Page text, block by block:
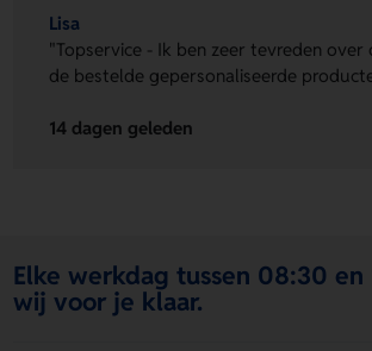
Lisa
"Topservice - Ik ben zeer tevreden over
de bestelde gepersonaliseerde
14 dagen geleden
Elke werkdag tussen 08:30 en
wij voor je klaar.